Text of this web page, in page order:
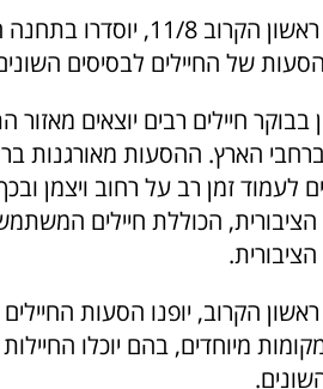
החל מיום ראשון
של החיילים לבסיסים
בבוקר חיילים רבים יוצאים
הארץ. ההסעות מאורגנות
לעמוד זמן רב על רחוב ויצמן
הכוללת חיילים
הקרוב, יופנו הסעות
מיוחדים, בהם יוכלו